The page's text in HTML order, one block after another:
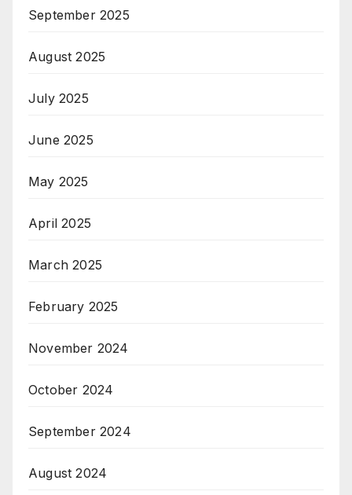
September 2025
August 2025
July 2025
June 2025
May 2025
April 2025
March 2025
February 2025
November 2024
October 2024
September 2024
August 2024